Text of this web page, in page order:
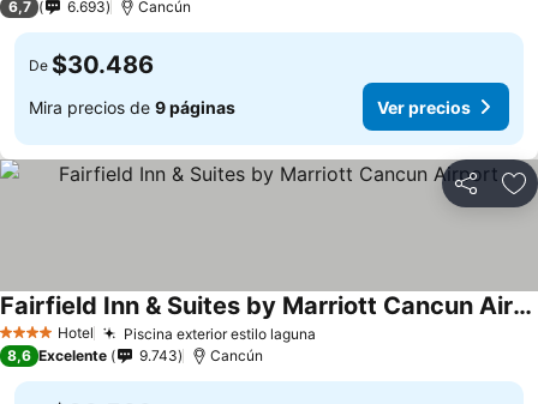
6,7 6.693 Cancún
De $30.486
Mira precios de 9 páginas Ver precios
Compartir
4 EstrellasHotel Piscina exterior estilo laguna
Fairfield Inn & Suites by Marriott Cancun Airport
8,6 Excelente 9.743 Cancún